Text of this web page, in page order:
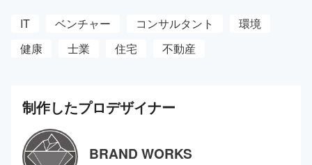
IT ベンチャー コンサルタント
環境
健康
士業 住宅 不動産
制作したプロデザイナー
BRAND WORKS